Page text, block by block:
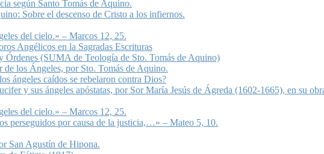
según Santo Tomás de Aquino.
Sobre el descenso de Cristo a los infiernos.
del cielo.» – Marcos 12, 25.
Angélicos en la Sagradas Escrituras
Órdenes (SUMA de Teología de Sto. Tomás de Aquino)
de los Ángeles, por Sto. Tomás de Aquino.
ángeles caídos se rebelaron contra Dios?
y sus ángeles apóstatas, por Sor María Jesús de Ágreda (1602-1665), en su
del cielo.» – Marcos 12, 25.
perseguidos por causa de la justicia,…» – Mateo 5, 10.
San Agustín de Hipona.